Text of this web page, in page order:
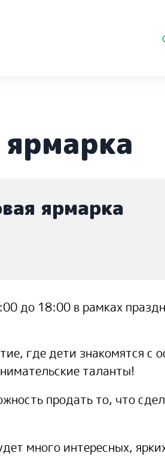
ярмарка
до 18:00 в рамках
дети знакомятся с
таланты!
продать то, что
много интересных,